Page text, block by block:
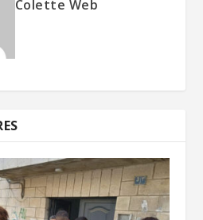
Colette Web